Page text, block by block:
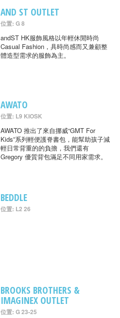
AND ST OUTLET
位置: G 8
andST HK服飾風格以年輕休閒時尚
Casual Fashion，具時尚感而又兼顧整
體造型需求的服飾為主。
AWATO
位置: L9 KIOSK
AWATO 推出了來自挪威“GMT For
Kids”系列輕便護脊書包，能幫助孩子減
輕日常背重的的負擔，我們還有
Gregory 優質背包滿足不同用家需求。
BEDDLE
位置: L2 26
BROOKS BROTHERS &
IMAGINEX OUTLET
位置: G 23-25